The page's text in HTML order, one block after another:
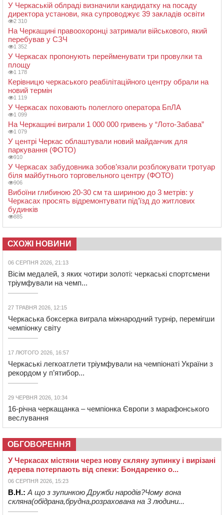
У Черкаській облраді визначили кандидатку на посаду
директора установи, яка супроводжує 39 закладів освіти
2 310
На Черкащині правоохоронці затримали військового, який
перебував у СЗЧ
1 352
У Черкасах пропонують перейменувати три провулки та
площу
1 178
Керівницю черкаського реабілітаційного центру обрали на
новий термін
1 119
У Черкасах поховають полеглого оператора БпЛА
1 099
На Черкащині виграли 1 000 000 гривень у “Лото-Забава”
1 079
У центрі Черкас облаштували новий майданчик для
паркування (ФОТО)
910
У Черкасах забудовника зобов’язали розблокувати тротуар
біля майбутнього торговельного центру (ФОТО)
906
Вибоїни глибиною 20-30 см та шириною до 3 метрів: у
Черкасах просять відремонтувати під’їзд до житлових
будинків
885
СХОЖІ НОВИНИ
06 СЕРПНЯ 2026, 21:13
Вісім медалей, з яких чотири золоті: черкаські спортсмени
тріумфували на чемп...
27 ТРАВНЯ 2026, 12:15
Черкаська боксерка виграла міжнародний турнір, перемігши
чемпіонку світу
17 ЛЮТОГО 2026, 16:57
Черкаські легкоатлети тріумфували на чемпіонаті України з
рекордом у п’ятибор...
29 ЧЕРВНЯ 2026, 10:34
16-річна черкащанка – чемпіонка Європи з марафонського
веслування
ОБГОВОРЕННЯ
У Черкасах містяни через нову скляну зупинку і вирізані
дерева потерпають від спеки: Бондаренко о...
06 СЕРПНЯ 2026, 15:23
В.Н.: А що з зупинкою Дружби народів?Чому вона
скляна(обідрана,брудна,розрахована на 3 людини...